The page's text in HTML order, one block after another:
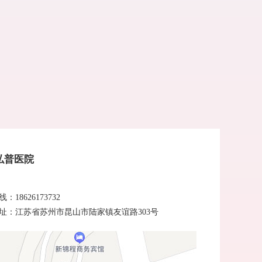
普医院
：18626173732
：江苏省苏州市昆山市陆家镇友谊路303号